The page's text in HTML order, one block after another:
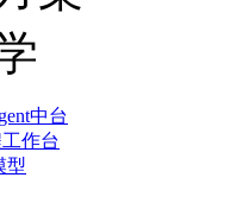
中台
作台
型